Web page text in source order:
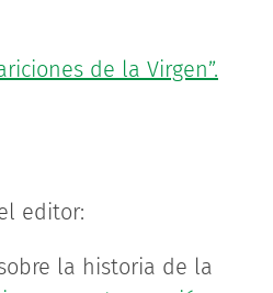
de la Virgen”.
editor:
la historia de la